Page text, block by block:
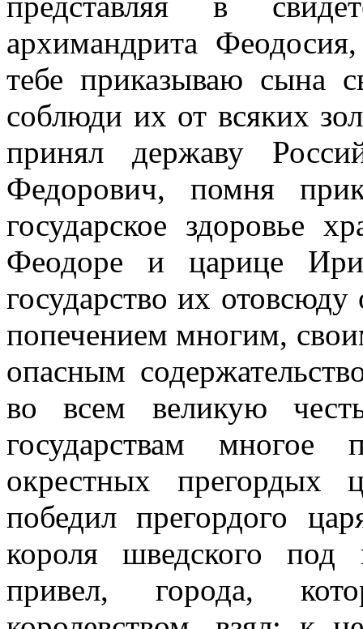
архимандрита
тебе приказываю сына
соблюди их от всяких
принял державу
Федорович, помня
государское здоровье
Феодоре и царице
государство их
попечением многим,
опасным
во всем великую
государствам многое
окрестных прегордых
победил прегордого
короля шведского под
привел, города,